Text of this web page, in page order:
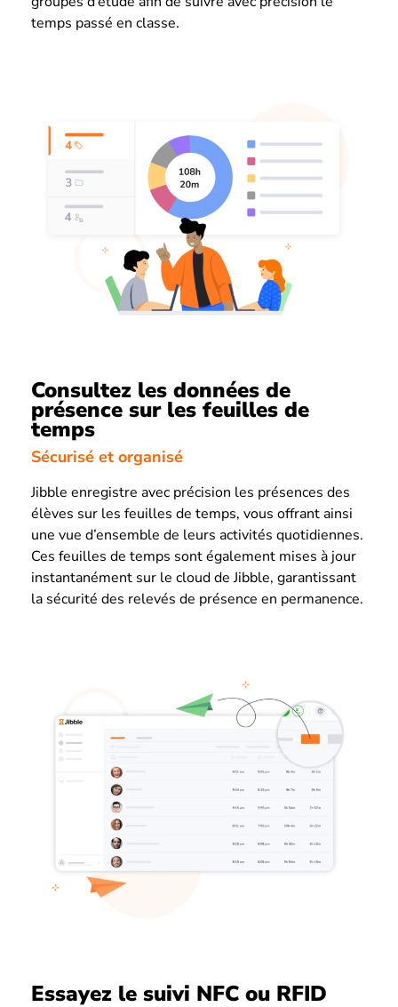
temps passé en classe.
Consultez les données de
présence sur les feuilles de
temps
Sécurisé et organisé
Jibble enregistre avec précision les présences des
élèves sur les feuilles de temps, vous offrant ainsi
une vue d’ensemble de leurs activités quotidiennes.
Ces feuilles de temps sont également mises à jour
instantanément sur le cloud de Jibble, garantissant
la sécurité des relevés de présence en permanence.
Essayez le suivi NFC ou RFID